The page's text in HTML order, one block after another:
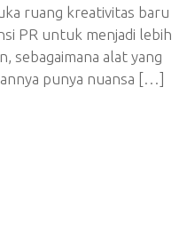
ruang kreativitas baru
PR untuk menjadi lebih
sebagaimana alat yang
punya nuansa […]